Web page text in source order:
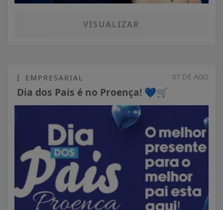
VISUALIZAR
07 DE AGO
EMPRESARIAL
Dia dos Pais é no Proença! 💙🛒